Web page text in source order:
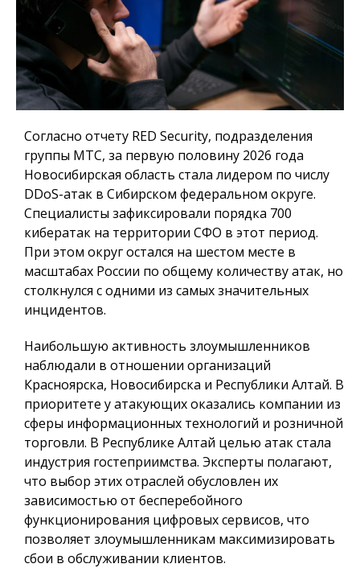
Согласно отчету RED Security, подразделения
группы МТС, за первую половину 2026 года
Новосибирская область стала лидером по числу
DDoS-атак в Сибирском федеральном округе.
Специалисты зафиксировали порядка 700
кибератак на территории СФО в этот период.
При этом округ остался на шестом месте в
масштабах России по общему количеству атак, но
столкнулся с одними из самых значительных
инцидентов.
Наибольшую активность злоумышленников
наблюдали в отношении организаций
Красноярска, Новосибирска и Республики Алтай. В
приоритете у атакующих оказались компании из
сферы информационных технологий и розничной
торговли. В Республике Алтай целью атак стала
индустрия гостеприимства. Эксперты полагают,
что выбор этих отраслей обусловлен их
зависимостью от бесперебойного
функционирования цифровых сервисов, что
позволяет злоумышленникам максимизировать
сбои в обслуживании клиентов.